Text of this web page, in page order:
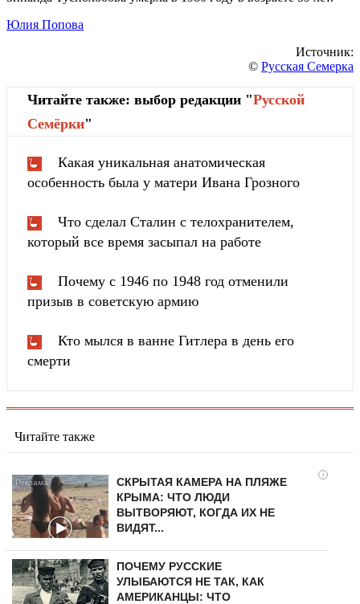
Юлия Попова
Источник:
© Русская Семерка
Читайте также: выбор редакции "Русской
Cемёрки"
Какая уникальная анатомическая
особенность была у матери Ивана Грозного
Что сделал Сталин с телохранителем,
который все время засыпал на работе
Почему с 1946 по 1948 год отменили
призыв в советскую армию
Кто мылся в ванне Гитлера в день его
смерти
Читайте также
i
СКРЫТАЯ КАМЕРА НА ПЛЯЖЕ
КРЫМА: ЧТО ЛЮДИ
ВЫТВОРЯЮТ, КОГДА ИХ НЕ
ВИДЯТ...
ПОЧЕМУ РУССКИЕ
УЛЫБАЮТСЯ НЕ ТАК, КАК
АМЕРИКАНЦЫ: ЧТО